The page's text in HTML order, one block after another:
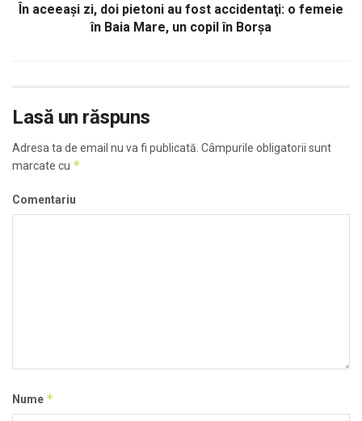
În aceeaşi zi, doi pietoni au fost accidentaţi: o femeie
în Baia Mare, un copil în Borşa
Lasă un răspuns
Adresa ta de email nu va fi publicată. Câmpurile obligatorii sunt
marcate cu *
Comentariu
Nume *